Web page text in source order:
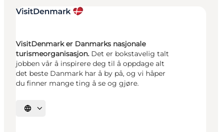
VisitDenmark er Danmarks nasjonale
turismeorganisasjon. Det er bokstavelig talt
jobben vår å inspirere deg til å oppdage alt
det beste Danmark har å by på, og vi håper
du finner mange ting å se og gjøre.
Velg språk